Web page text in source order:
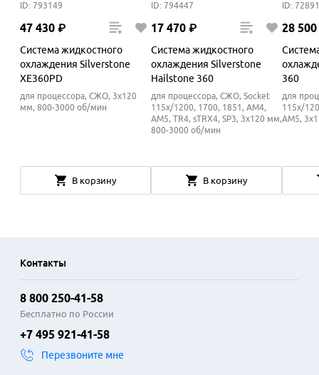
ID: 793149
47 430 ₽
Система жидкостного
охлаждения Silverstone
XE360PD
для процессора, СЖО, 3x120
мм, 800-3000 об/мин
В корзину
ID: 794447
17 470 ₽
Система жидкостного
охлаждения Silverstone
Hailstone 360
для процессора, СЖО, Socket
115x/1200, 1700, 1851, AM4,
AM5, TR4, sTRX4, SP3, 3x120 мм,
800-3000 об/мин
В корзину
ID:
28 500
360
для
115x/
AM5,
Контакты
8 800 250-41-58
Бесплатно по России
+7 495 921-41-58
Перезвоните мне